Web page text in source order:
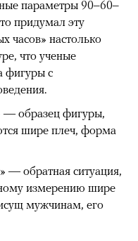
параметры 90–60–
придумал эту
часов» настолько
что ученые
фигуры с
— образец фигуры,
шире плеч, форма
— обратная ситуация,
измерению шире
мужчинам, его